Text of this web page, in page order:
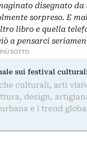
disegnato da
sorpreso. E
libro e quella
a pensarci
SOTTO
sui festival
culturali, arti
design,
e i trend